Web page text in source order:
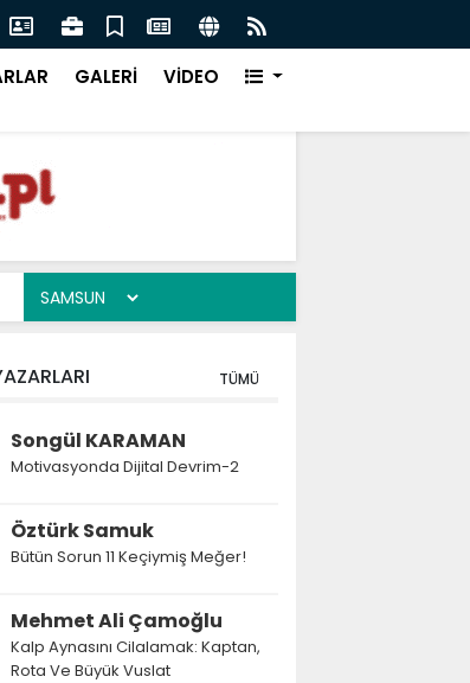
Devrim-2
GALERİ VİDEO
TÜMÜ
Songül KARAMAN
Motivasyonda Dijital Devrim-2
Öztürk Samuk
Bütün Sorun 11 Keçiymiş Meğer!
Mehmet Ali Çamoğlu
Kalp Aynasını Cilalamak: Kaptan,
Rota Ve Büyük Vuslat